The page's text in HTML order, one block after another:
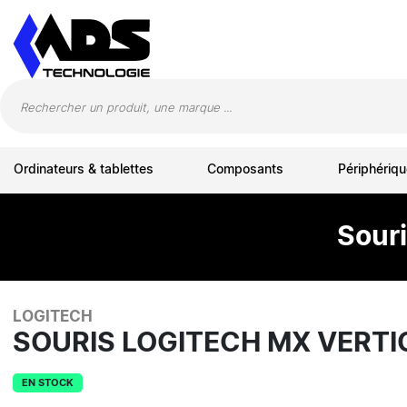
Ordinateurs & tablettes Composants
LOGITECH
SOURIS LOGITECH MX
EN STOCK